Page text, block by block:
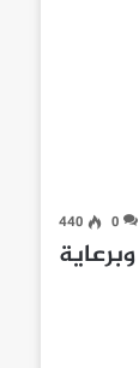
0
440